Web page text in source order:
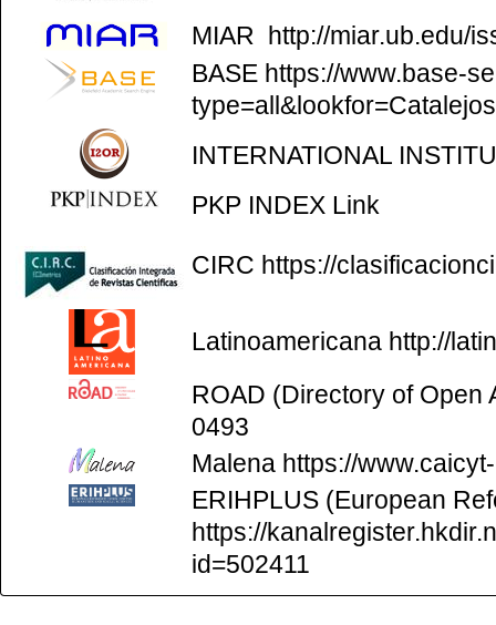
MIAR http://miar.ub.edu/
BASE https://www.base-
INTERNATIONAL
PKP INDEX Link
CIRC https://
Latinoamericana http://
ROAD (Directory of Open
0493
Malena https://
ERIHPLUS (European
https://
id=502411